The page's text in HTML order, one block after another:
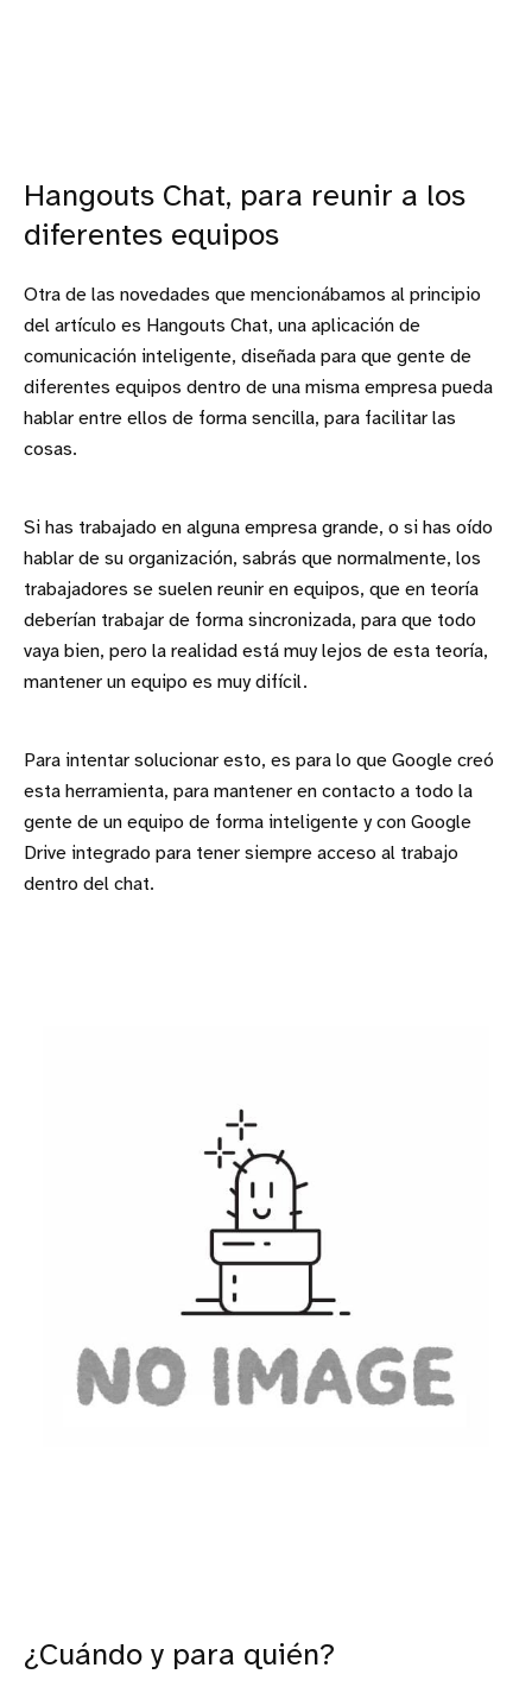
Hangouts Chat, para reunir a los
diferentes equipos
Otra de las novedades que mencionábamos al principio
del artículo es Hangouts Chat, una aplicación de
comunicación inteligente, diseñada para que gente de
diferentes equipos dentro de una misma empresa pueda
hablar entre ellos de forma sencilla, para facilitar las
cosas.
Si has trabajado en alguna empresa grande, o si has oído
hablar de su organización, sabrás que normalmente, los
trabajadores se suelen reunir en equipos, que en teoría
deberían trabajar de forma sincronizada, para que todo
vaya bien, pero la realidad está muy lejos de esta teoría,
mantener un equipo es muy difícil.
Para intentar solucionar esto, es para lo que Google creó
esta herramienta, para mantener en contacto a todo la
gente de un equipo de forma inteligente y con Google
Drive integrado para tener siempre acceso al trabajo
dentro del chat.
¿Cuándo y para quién?